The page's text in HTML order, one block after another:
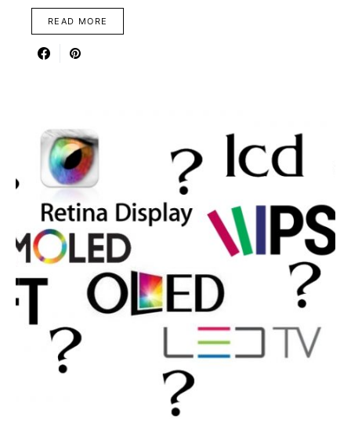
READ MORE